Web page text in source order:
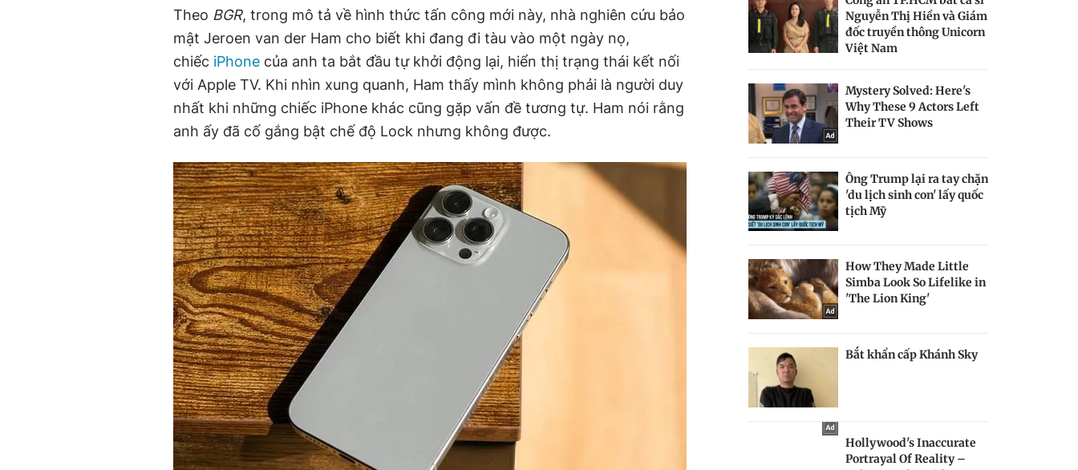
Theo BGR, trong mô tả về hình thức tấn công mới này, nhà nghiên cứu bảo
mật Jeroen van der Ham cho biết khi đang đi tàu vào một ngày nọ,
chiếc iPhone của anh ta bắt đầu tự khởi động lại, hiển thị trạng thái kết nối
với Apple TV. Khi nhìn xung quanh, Ham thấy mình không phải là người duy
nhất khi những chiếc iPhone khác cũng gặp vấn đề tương tự. Ham nói rằng
anh ấy đã cố gắng bật chế độ Lock nhưng không được.